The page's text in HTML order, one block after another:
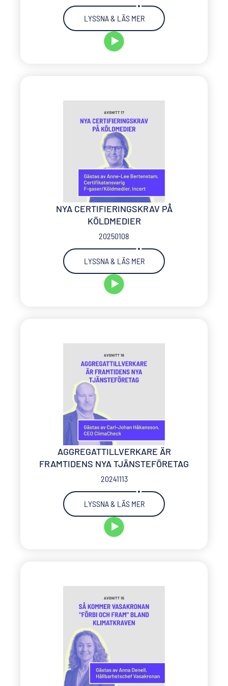
LYSSNA & LÄS MER
NYA CERTIFIERINGSKRAV PÅ
KÖLDMEDIER
20250108
LYSSNA & LÄS MER
AGGREGATTILLVERKARE ÄR
FRAMTIDENS NYA TJÄNSTEFÖRETAG
20241113
LYSSNA & LÄS MER